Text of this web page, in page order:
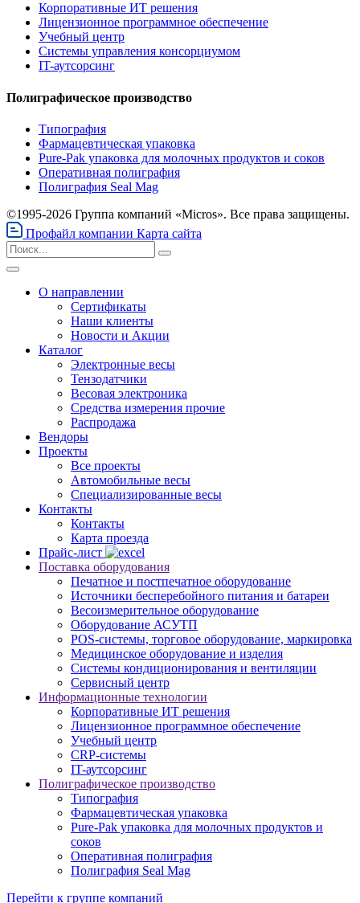
Корпоративные ИТ решения
Лицензионное программное обеспечение
Учебный центр
Системы управления консорциумом
IT-аутсорсинг
Полиграфическое производство
Типография
Фармацевтическая упаковка
Pure-Pak упаковка для молочных продуктов и соков
Оперативная полиграфия
Полиграфия Seal Mag
©1995-2026 Группа компаний «Micros». Все права защищены.
Профайл компании Карта сайта
О направлении
Сертификаты
Наши клиенты
Новости и Акции
Каталог
Электронные весы
Тензодатчики
Весовая электроника
Средства измерения прочие
Распродажа
Вендоры
Проекты
Все проекты
Автомобильные весы
Специализированные весы
Контакты
Контакты
Карта проезда
Прайс-лист
Поставка оборудования
Печатное и постпечатное оборудование
Источники бесперебойного питания и батареи
Весоизмерительное оборудование
Оборудование АСУТП
POS-системы, торговое оборудование, маркировка
Медицинское оборудование и изделия
Системы кондиционирования и вентиляции
Сервисный центр
Информационные технологии
Корпоративные ИТ решения
Лицензионное программное обеспечение
Учебный центр
CRP-системы
IT-аутсорсинг
Полиграфическое производство
Типография
Фармацевтическая упаковка
Pure-Pak упаковка для молочных продуктов и
соков
Оперативная полиграфия
Полиграфия Seal Mag
Перейти к группе компаний